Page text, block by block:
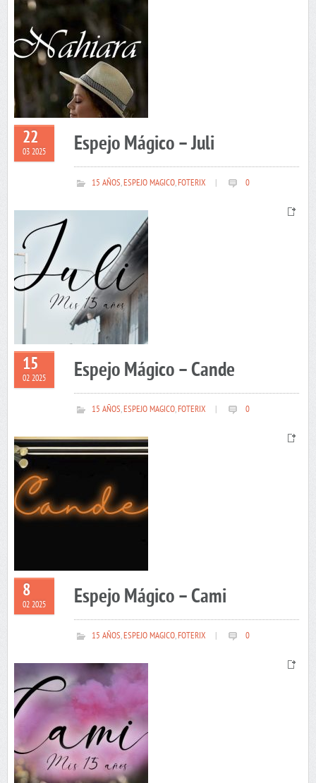
22
03 2025 Espejo Mágico – Juli
15 AÑOS,ESPEJO MAGICO,FOTERIX 0
15
02 2025 Espejo Mágico – Cande
15 AÑOS,ESPEJO MAGICO,FOTERIX 0
8
02 2025 Espejo Mágico – Cami
15 AÑOS,ESPEJO MAGICO,FOTERIX 0